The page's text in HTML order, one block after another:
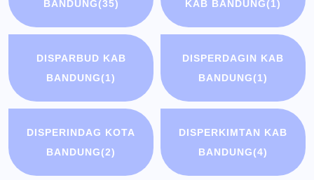
BANDUNG(35)
KAB BANDUNG(1)
DISPARBUD KAB
BANDUNG(1)
DISPERDAGIN KAB
BANDUNG(1)
DISPERINDAG KOTA
BANDUNG(2)
DISPERKIMTAN KAB
BANDUNG(4)